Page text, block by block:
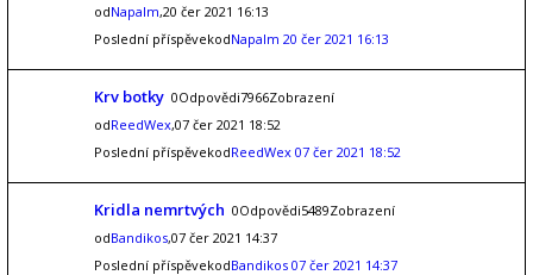
odNapalm,20 čer 2021 16:13
Poslední příspěvekodNapalm 20 čer 2021 16:13
Krv botky 0Odpovědi7966Zobrazení
odReedWex,07 čer 2021 18:52
Poslední příspěvekodReedWex 07 čer 2021 18:52
Kridla nemrtvých 0Odpovědi5489Zobrazení
odBandikos,07 čer 2021 14:37
Poslední příspěvekodBandikos 07 čer 2021 14:37